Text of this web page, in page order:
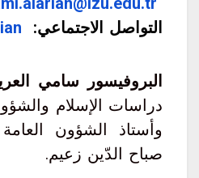
التواصل الاجتماعي:
البروفيسور سامي
وأستاذ الشؤون
صباح الدّين زعيم.